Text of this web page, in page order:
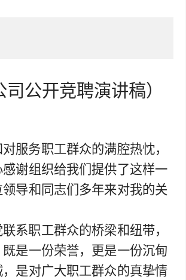
公开竞聘演讲稿）
服务职工群众的满腔热忱，
谢组织给我们提供了这样一
导和同志们多年来对我的关
系职工群众的桥梁和纽带，
是一份荣誉，更是一份沉甸
是对广大职工群众的真挚情